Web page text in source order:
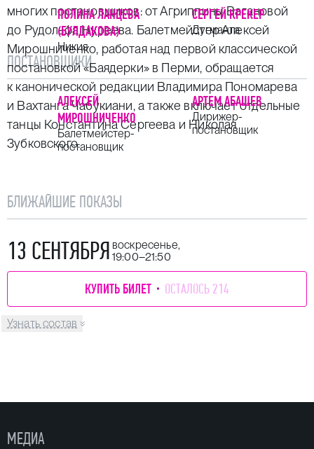
многих постановщиков: от Агриппины Вагановой
до Рудольфа Нуреева. Балетмейстер Алексей
Мирошниченко, работая над первой классической
постановкой «Баядерки» в Перми, обращается
к канонической редакции Владимира Пономарева
и Вахтанга Чабукиани, а также включает отдельные
танцы Константина Сергеева и Николая
Зубковского.
ПОЛИНА ЛАНЦЕВА
(БУЛДАКОВА)
Никия
СЕРГЕЙ КРЕКЕР
Дугманта
ПОСТАНОВЩИКИ
АЛЕКСЕЙ
МИРОШНИЧЕНКО
Балетмейстер-
постановщик
АРТЕМ АБАШЕВ
Дирижер-
постановщик
БЛИЖАЙШИЕ ПОКАЗЫ
13 СЕНТЯБРЯ
Узнать состав
воскресенье,
19:00–21:50
КУПИТЬ БИЛЕТ ОСТАЛОСЬ 214
МЕДИА